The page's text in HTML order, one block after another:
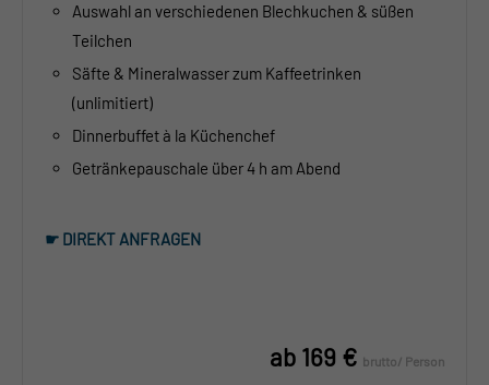
Auswahl an verschiedenen Blechkuchen & süßen
Teilchen
Säfte & Mineralwasser zum Kaffeetrinken
(unlimitiert)
Dinnerbuffet à la Küchenchef
Getränkepauschale über 4 h am Abend
☛ DIREKT ANFRAGEN
ab 169 € brutto/ Person